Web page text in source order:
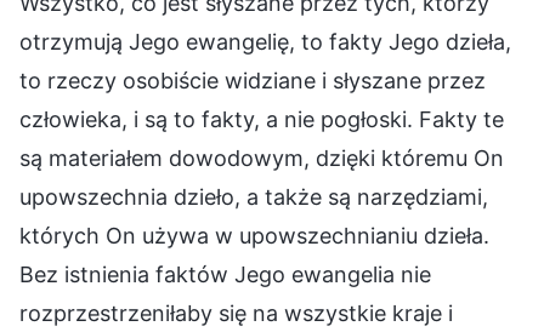
otrzymują Jego ewangelię, to fakty Jego dzieła,
to rzeczy osobiście widziane i słyszane przez
człowieka, i są to fakty, a nie pogłoski. Fakty te
są materiałem dowodowym, dzięki któremu On
upowszechnia dzieło, a także są narzędziami,
których On używa w upowszechnianiu dzieła.
Bez istnienia faktów Jego ewangelia nie
rozprzestrzeniłaby się na wszystkie kraje i